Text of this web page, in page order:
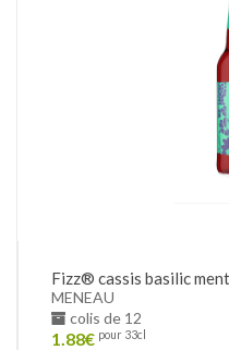
Fizz® cassis basilic
MENEAU
colis de 12
1.88€ pour 33cl